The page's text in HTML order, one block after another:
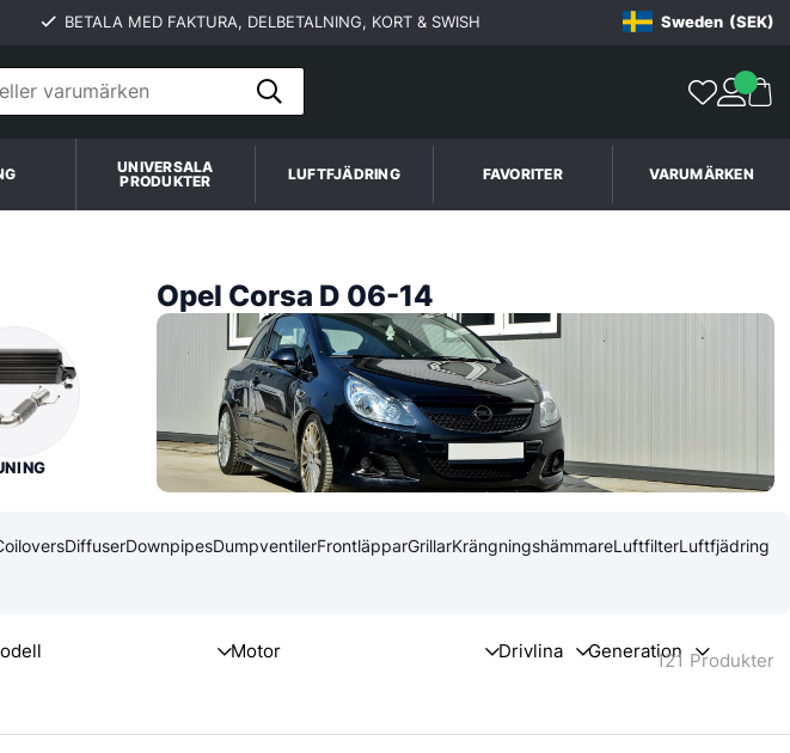
BETALA MED FAKTURA, DELBETALNING, KORT & SWISH Sweden (SEK)
UNIVERSALA
PRODUKTER
LUFTFJÄDRING FAVORITER VARUMÄRKEN
Opel Corsa D 06-14
DiffuserDownpipesDumpventilerFrontläpparGrillarKrängningshämmareLuftfilterLuftfjädring
121 Produkter